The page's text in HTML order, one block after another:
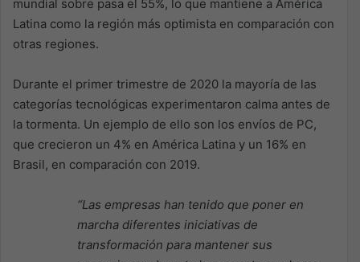
mundial sobre pasa el 55%, lo que mantiene a América
Latina como la región más optimista en comparación con
otras regiones.
Durante el primer trimestre de 2020 la mayoría de las
categorías tecnológicas experimentaron calma antes de
la tormenta. Un ejemplo de ello son los envíos de PC,
que crecieron un 4% en América Latina y un 16% en
Brasil, en comparación con 2019.
“Las empresas han tenido que poner en
marcha diferentes iniciativas de
transformación para mantener sus